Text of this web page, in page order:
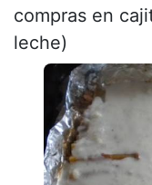
compras en
leche)